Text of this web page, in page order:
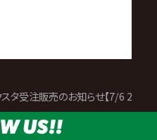
タ受注販売のお知らせ【7/6 21:00
US!!